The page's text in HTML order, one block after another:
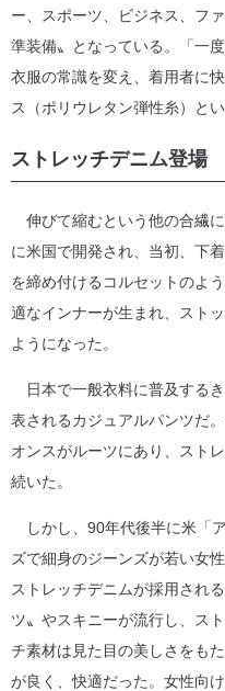
ー、スポーツ、ビジネス、フ
準装備〟となっている。「一
衣服の常識を変え、着用者に
ス（ポリウレタン弾性糸）とい
ストレッチデニム登場
伸びて縮むという他の合繊
に米国で開発され、当初、下
を締め付けるコルセットのよ
適なインナーが生まれ、スト
ようになった。
日本で一般衣料に普及する
表されるカジュアルパンツだ
オンスがルーツにあり、スト
続いた。
しかし、90年代後半に米「
ズで細身のジーンズが若い女
ストレッチデニムが採用され
ツ〟やスキニーが流行し、ス
チ素材は見た目の美しさをも
が良く、快適だった。女性向